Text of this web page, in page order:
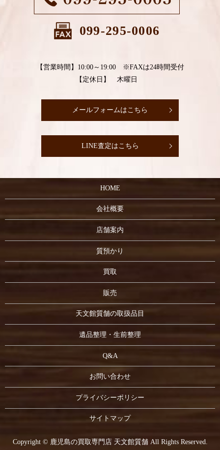
099-295-0006
【営業時間】10:00～19:00 ※FAXは24時間受付
【定休日】 木曜日
メールフォームはこちら
LINE査定はこちら
HOME
会社概要
店舗案内
質預かり
買取
販売
天文館質舗の取扱品目
遺品整理・生前整理
Q&A
お問い合わせ
プライバシーポリシー
サイトマップ
Copyright © 鹿児島の買取専門店 天文館質舗 All Rights Reserved.